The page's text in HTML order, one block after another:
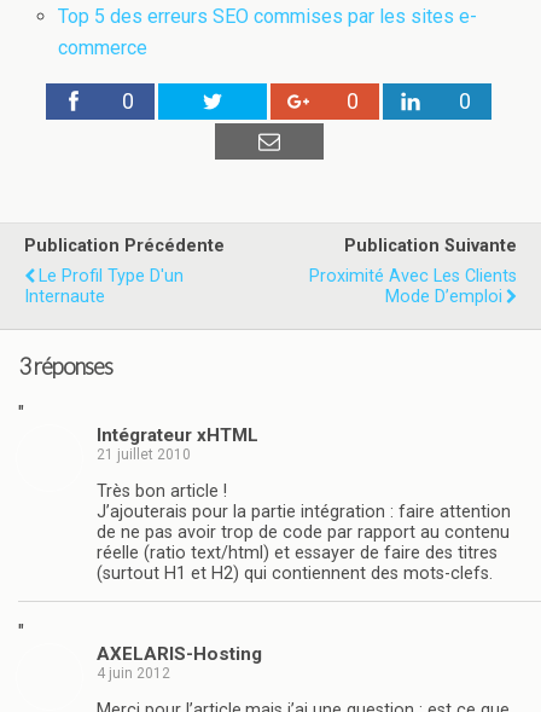
Top 5 des erreurs SEO commises par les sites e-
commerce
0 0 0
Publication Précédente
Le Profil Type D'un
Internaute
Publication Suivante
Proximité Avec Les Clients
Mode D’emploi
3 réponses
"
Intégrateur xHTML
21 juillet 2010
Très bon article !
J’ajouterais pour la partie intégration : faire attention
de ne pas avoir trop de code par rapport au contenu
réelle (ratio text/html) et essayer de faire des titres
(surtout H1 et H2) qui contiennent des mots-clefs.
"
AXELARIS-Hosting
4 juin 2012